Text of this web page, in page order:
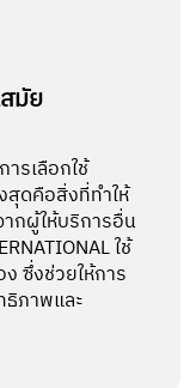
มัย
รเลือกใช้
สุดคือสิ่งที่ทำให้
ากผู้ให้บริการอื่น
ใช้
ซึ่งช่วยให้การ
ภาพและ